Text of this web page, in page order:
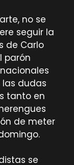
no se
seguir la
de Carlo
parón
dudas
tanto en
de meter
se